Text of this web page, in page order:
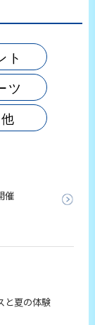
ト
ツ
催
と夏の体験